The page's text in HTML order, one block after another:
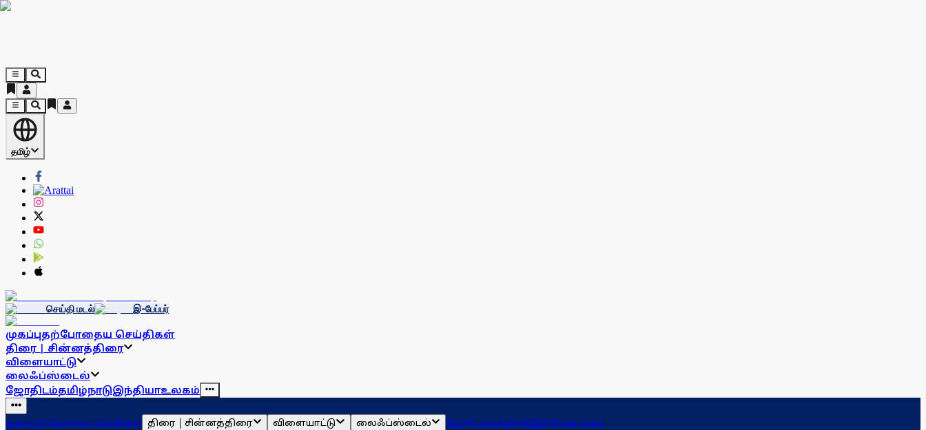
தமிழ்
செய்தி மடல் இ-பேப்பர்
முகப்புதற்போதைய செய்திகள்
திரை | சின்னத்திரை
விளையாட்டு
லைஃப்ஸ்டைல்
ஜோதிடம்தமிழ்நாடுஇந்தியாஉலகம்
முகப்புதற்போதைய செய்திகள் திரை | சின்னத்திரை விளையாட்டு லைஃப்ஸ்டைல் ஜோதிடம்தமிழ்நாடுஇந்தியாஉலகம்